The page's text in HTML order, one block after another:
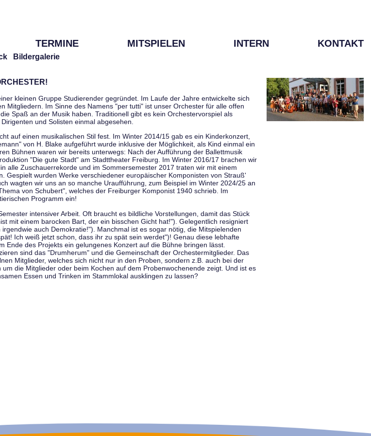
TERMINE MITSPIELEN INTERN KONTAKT
Bildergalerie
kleinen Gruppe Studierender gegründet. Im Laufe der Jahre entwickelte sich
Mitgliedern. Im Sinne des Namens "per tutti" ist unser Orchester für alle offen
Spaß an der Musik haben. Traditionell gibt es kein Orchestervorspiel als
und Solisten einmal abgesehen.
auf einen musikalischen Stil fest. Im Winter 2014/15 gab es ein Kinderkonzert,
von H. Blake aufgeführt wurde inklusive der Möglichkeit, als Kind einmal ein
Bühnen waren wir bereits unterwegs: Nach der Aufführung der Ballettmusik
"Die gute Stadt" am Stadttheater Freiburg. Im Winter 2016/17 brachen wir
alle Zuschauerrekorde und im Sommersemester 2017 traten wir mit einem
Gespielt wurden Werke verschiedener europäischer Komponisten von Strauß'
wagten wir uns an so manche Uraufführung, zum Beispiel im Winter 2024/25 an
von Schubert", welches der Freiburger Komponist 1940 schrieb. Im
Programm ein!
intensiver Arbeit. Oft braucht es bildliche Vorstellungen, damit das Stück
mit einem barocken Bart, der ein bisschen Gicht hat!"). Gelegentlich resigniert
auch Demokratie!"). Manchmal ist es sogar nötig, die Mitspielenden
Ich weiß jetzt schon, dass ihr zu spät sein werdet")! Genau diese lebhafte
Ende des Projekts ein gelungenes Konzert auf die Bühne bringen lässt.
sind das "Drumherum" und die Gemeinschaft der Orchestermitglieder. Das
Mitglieder, welches sich nicht nur in den Proben, sondern z.B. auch bei der
die Mitglieder oder beim Kochen auf dem Probenwochenende zeigt. Und ist es
Essen und Trinken im Stammlokal ausklingen zu lassen?